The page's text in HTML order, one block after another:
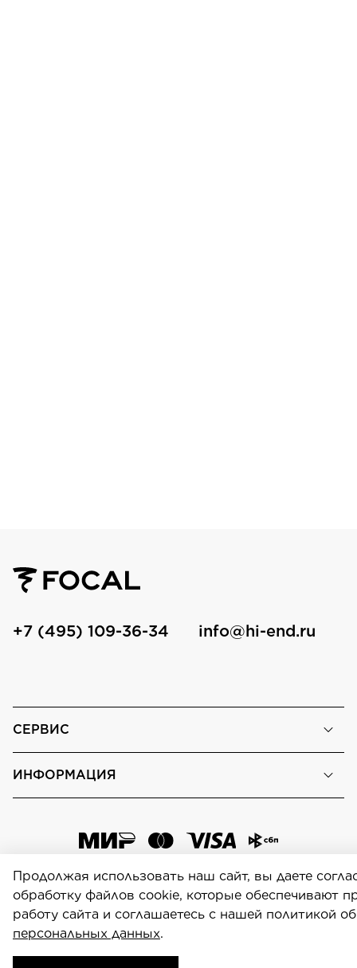
СЕРВИС
ИНФОРМАЦИЯ
+7 (495) 109-36-34 info@hi-end.ru
Focal-Shop.ru © 2026
Продолжая использовать наш сайт, вы даете
обработку файлов cookie, которые обеспечивают
работу сайта и соглашаетесь с нашей политикой
персональных данных.